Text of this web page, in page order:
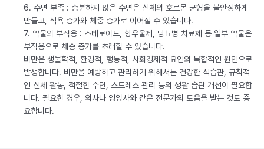
6. 수면 부족 : 충분하지 않은 수면은 신체의 호르몬 균형을 불안정하게
만들고, 식욕 증가와 체중 증가로 이어질 수 있습니다.
7. 약물의 부작용 : 스테로이드, 항우울제, 당뇨병 치료제 등 일부 약물은
부작용으로 체중 증가를 초래할 수 있습니다.
비만은 생물학적, 환경적, 행동적, 사회경제적 요인의 복합적인 원인으로
발생합니다. 비만을 예방하고 관리하기 위해서는 건강한 식습관, 규칙적
인 신체 활동, 적절한 수면, 스트레스 관리 등의 생활 습관 개선이 필요합
니다. 필요한 경우, 의사나 영양사와 같은 전문가의 도움을 받는 것도 중
요합니다.